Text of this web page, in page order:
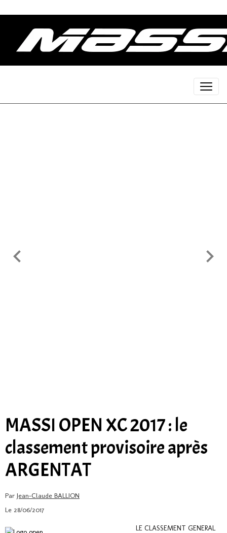
MASSI OPEN XC 2017 : le
classement provisoire après
ARGENTAT
Par Jean-Claude BALLION
Le 28/06/2017
LE CLASSEMENT GENERAL